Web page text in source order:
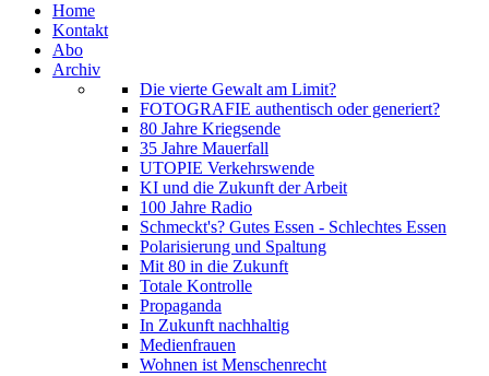
Home
Kontakt
Abo
Archiv
Die vierte Gewalt am Limit?
FOTOGRAFIE authentisch oder generiert?
80 Jahre Kriegsende
35 Jahre Mauerfall
UTOPIE Verkehrswende
KI und die Zukunft der Arbeit
100 Jahre Radio
Schmeckt's? Gutes Essen - Schlechtes Essen
Polarisierung und Spaltung
Mit 80 in die Zukunft
Totale Kontrolle
Propaganda
In Zukunft nachhaltig
Medienfrauen
Wohnen ist Menschenrecht